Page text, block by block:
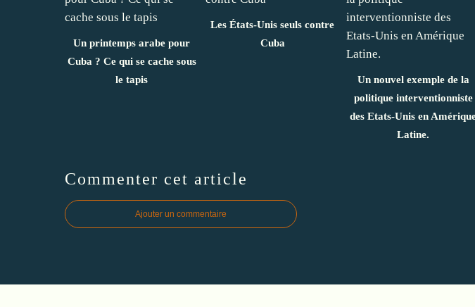
Un printemps arabe pour
Cuba ? Ce qui se cache sous
le tapis
Les États-Unis seuls contre
Cuba
Un nouvel exemple de la
politique interventionniste
des Etats-Unis en
Latine.
Commenter cet article
Ajouter un commentaire